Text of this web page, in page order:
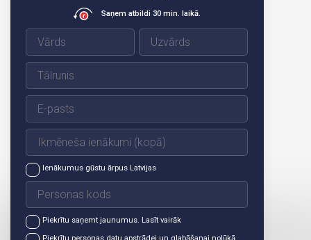
Saņem atbildi 30 min. laikā.
Ienākumus gūstu ārpus Latvijas
Piekrītu saņemt jaunumus. Lasīt vairāk